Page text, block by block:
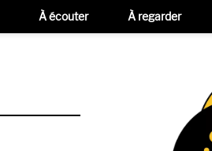
À écouter À regarder